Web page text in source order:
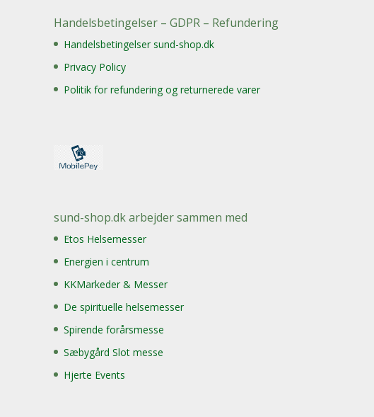
Handelsbetingelser – GDPR – Refundering
Handelsbetingelser sund-shop.dk
Privacy Policy
Politik for refundering og returnerede varer
sund-shop.dk arbejder sammen med
Etos Helsemesser
Energien i centrum
KKMarkeder & Messer
De spirituelle helsemesser
Spirende forårsmesse
Sæbygård Slot messe
Hjerte Events